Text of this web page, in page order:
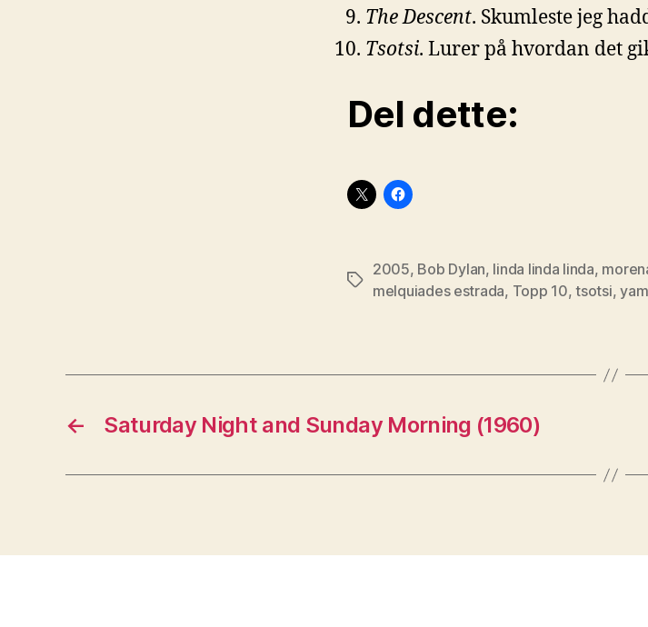
The Descent. Skumleste jeg
Tsotsi. Lurer på hvordan det
Del dette:
Stikkord
2005, Bob Dylan, linda linda linda,
melquiades estrada, Topp 10,tsotsi,
← Saturday Night and Sunday Morning (1960)